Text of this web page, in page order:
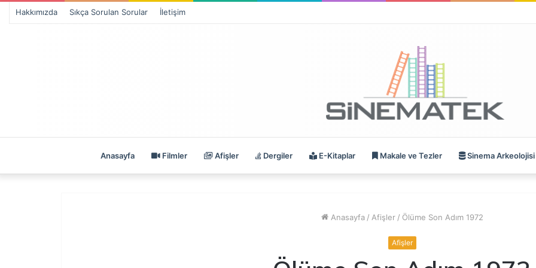
Hakkımızda Sıkça Sorulan Sorular İletişim
Anasayfa Filmler Afişler Dergiler E-Kitaplar Makale ve Tezler Sinema Arkeolojisi
Anasayfa / Afişler / Ölüme Son Adım 1972
Afişler